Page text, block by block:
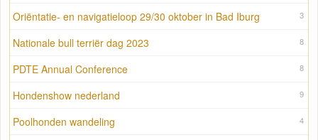
3
Oriëntatie- en navigatieloop 29/30 oktober in Bad Iburg
8
Nationale bull terriër dag 2023
8
PDTE Annual Conference
9
Hondenshow nederland
4
Poolhonden wandeling